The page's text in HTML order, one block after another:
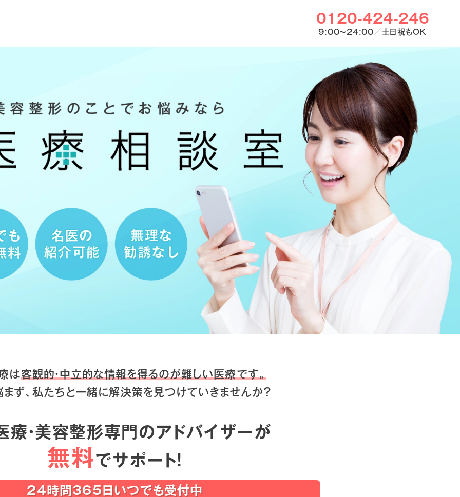
0120-424-246
9:00〜24:00／土日祝もOK
は客観的・中立的な情報を得るのが難しい医療です。
ず、私たちと一緒に解決策を見つけていきませんか？
療・美容整形専門のアドバイザーが
無料でサポート！
24時間365日いつでも受付中